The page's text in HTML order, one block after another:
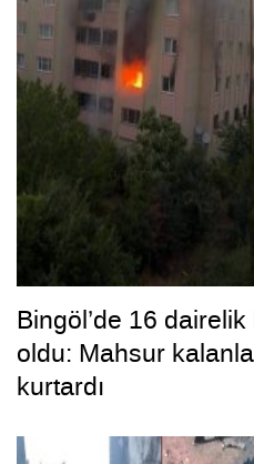
Bingöl’de 16
oldu: Mahsur
kurtardı